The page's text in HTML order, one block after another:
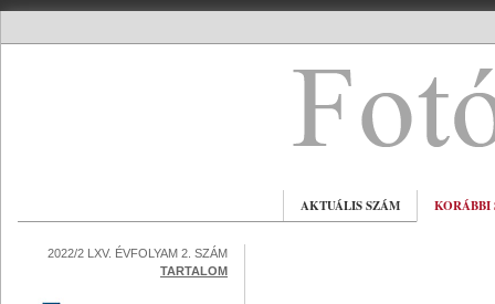
AKTUÁLIS SZÁM KORÁBBI
2022/2 LXV. ÉVFOLYAM 2. SZÁM
TARTALOM